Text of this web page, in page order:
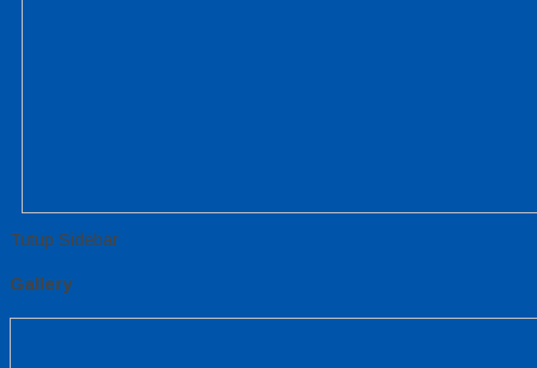
Tutup Sidebar
Gallery